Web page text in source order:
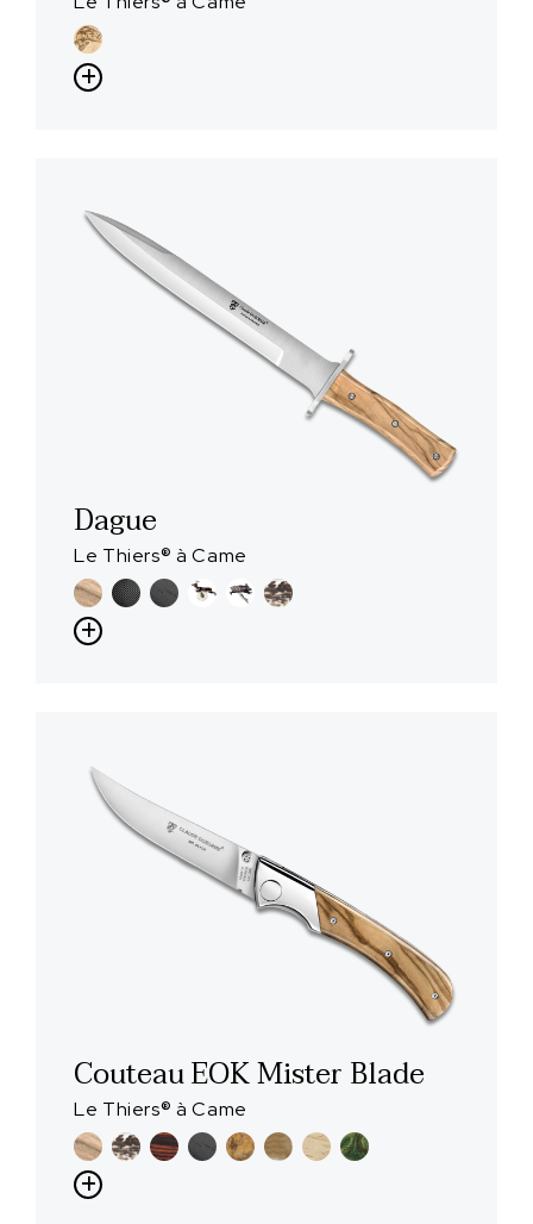
Dague
Le Thiers® à Came
Couteau EOK Mister Blade
Le Thiers® à Came